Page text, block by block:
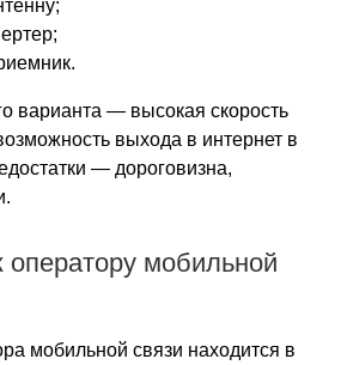
варианта — высокая скорость
выхода в интернет в
— дороговизна,
мобильной
мобильной связи находится в